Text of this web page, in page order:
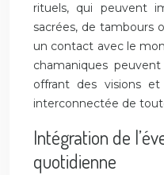
rituels, qui peuvent
sacrées, de tambours
un contact avec le
chamaniques
offrant des visions
interconnectée de
Intégration de
quotidienne